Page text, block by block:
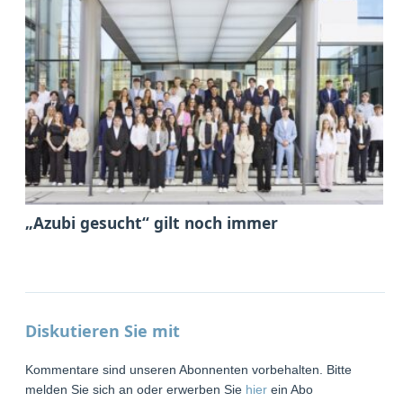
„Azubi gesucht“ gilt noch immer
Diskutieren Sie mit
Kommentare sind unseren Abonnenten vorbehalten. Bitte
melden Sie sich an oder erwerben Sie hier ein Abo